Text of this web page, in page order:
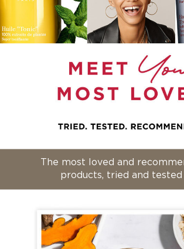
The most loved and
products, tried and tested